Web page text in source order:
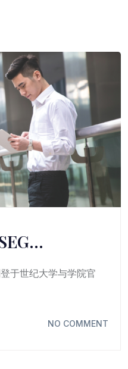
于世纪大学与学院官
NO COMMENT